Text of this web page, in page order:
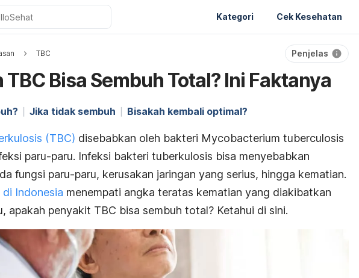
Kategori Cek Kesehatan
TBC Penjelas
Bisa Sembuh Total? Ini Faktanya
Jika tidak sembuh Bisakah kembali optimal?
(TBC) disebabkan oleh bakteri Mycobacterium tuberculosis
paru-paru. Infeksi bakteri tuberkulosis bisa menyebabkan
fungsi paru-paru, kerusakan jaringan yang serius, hingga kematian.
di Indonesia menempati angka teratas kematian yang diakibatkan
apakah penyakit TBC bisa sembuh total? Ketahui di sini.